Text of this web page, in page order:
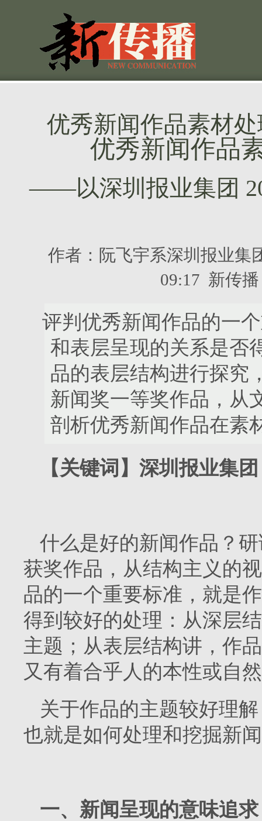
优秀新闻作品素材
优秀新闻作品
——以深圳报业集团
作者： 阮飞宇系深圳报业集
09:17 新传
评判优秀新闻作品的一
和表层呈现的关系是否
品的表层结构进行探究
新闻奖一等奖作品，从
剖析优秀新闻作品在素
【关键词】深圳报业集
什么是好的新闻作品？
获奖作品，从结构主义的
品的一个重要标准，就是
得到较好的处理：从深层
主题；从表层结构讲，作
又有着合乎人的本性或自
关于作品的主题较好理
也就是如何处理和挖掘新
一、新闻呈现的意味追求